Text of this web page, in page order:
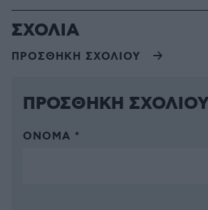
ΣΧΟΛΙΑ
ΠΡΟΣΘΗΚΗ ΣΧΟΛΙΟΥ
ΠΡΟΣΘΗΚΗ ΣΧΟΛΙΟΥ
ΌΝΟΜΑ *